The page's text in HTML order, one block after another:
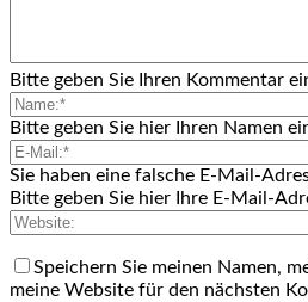
Bitte geben Sie Ihren Kommentar
Bitte geben Sie hier Ihren Namen
Sie haben eine falsche E-Mail-
Bitte geben Sie hier Ihre E-Mail-
Speichern Sie meinen Namen,
meine Website für den nächsten